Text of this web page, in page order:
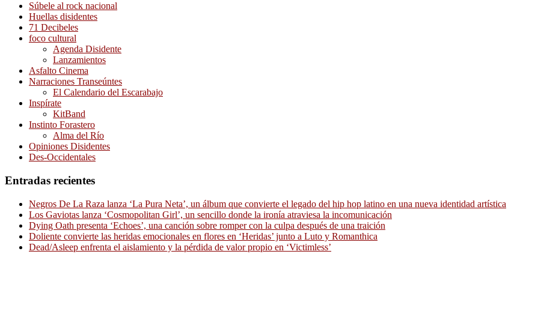
Súbele al rock nacional
Huellas disidentes
71 Decibeles
foco cultural
Agenda Disidente
Lanzamientos
Asfalto Cinema
Narraciones Transeúntes
El Calendario del Escarabajo
Inspírate
KitBand
Instinto Forastero
Alma del Río
Opiniones Disidentes
Des-Occidentales
Entradas recientes
Negros De La Raza lanza ‘La Pura Neta’, un álbum que convierte el legado del hip hop latino en una nueva identidad artística
Los Gaviotas lanza ‘Cosmopolitan Girl’, un sencillo donde la ironía atraviesa la incomunicación
Dying Oath presenta ‘Echoes’, una canción sobre romper con la culpa después de una traición
Doliente convierte las heridas emocionales en flores en ‘Heridas’ junto a Luto y Romanthica
Dead/Asleep enfrenta el aislamiento y la pérdida de valor propio en ‘Victimless’